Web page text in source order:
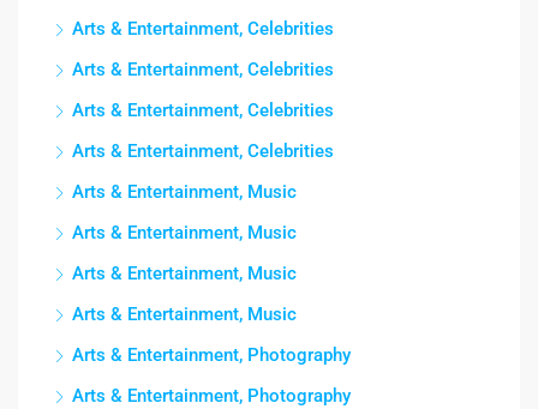
Arts & Entertainment, Celebrities
Arts & Entertainment, Celebrities
Arts & Entertainment, Celebrities
Arts & Entertainment, Celebrities
Arts & Entertainment, Music
Arts & Entertainment, Music
Arts & Entertainment, Music
Arts & Entertainment, Music
Arts & Entertainment, Photography
Arts & Entertainment, Photography